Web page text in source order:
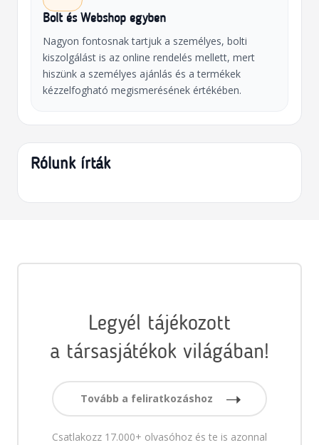
Bolt és Webshop egyben
Nagyon fontosnak tartjuk a személyes, bolti
kiszolgálást is az online rendelés mellett, mert
hiszünk a személyes ajánlás és a termékek
kézzelfogható megismerésének értékében.
Rólunk írták
Legyél tájékozott
a társasjátékok világában!
Tovább a feliratkozáshoz
Csatlakozz 17.000+ olvasóhoz és te is azonnal